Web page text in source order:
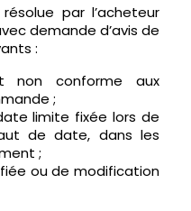
par l’acheteur
demande d’avis de
:
non conforme aux
;
limite fixée lors de
de date, dans les
;
ou de modification